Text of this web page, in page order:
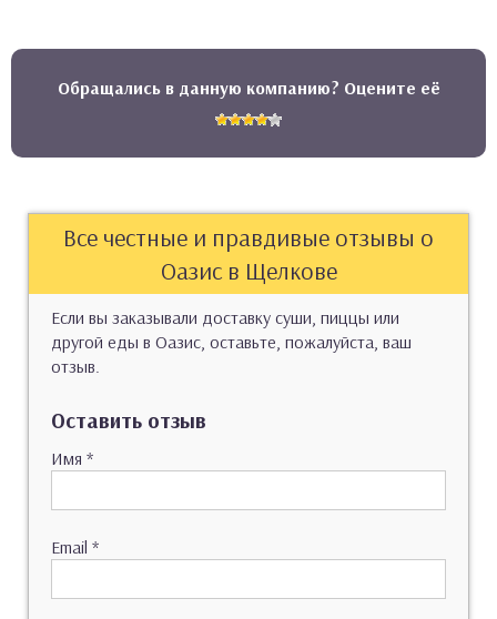
Обращались в данную компанию? Оцените её
Все честные и правдивые отзывы о
Оазис в Щелкове
Если вы заказывали доставку суши, пиццы или
другой еды в Оазис, оставьте, пожалуйста, ваш
отзыв.
Оставить отзыв
Имя *
Email *